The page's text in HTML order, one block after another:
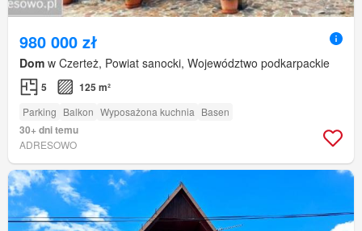
980 000 zł
Dom w Czerteż, Powiat sanocki, Województwo podkarpackie
5 125 m²
Parking Balkon Wyposażona kuchnia Basen
30+ dni temu
ADRESOWO